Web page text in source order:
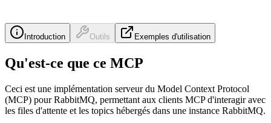
Introduction Outils Exemples d'utilisation
Qu'est-ce que ce MCP
Ceci est une implémentation serveur du Model Context Protocol
(MCP) pour RabbitMQ, permettant aux clients MCP d'interagir avec
les files d'attente et les topics hébergés dans une instance RabbitMQ.